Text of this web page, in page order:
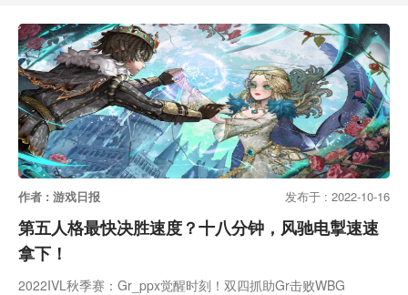
作者 : 游戏日报 发布于 : 2022-10-16
第五人格最快决胜速度？十八分钟，风驰电掣速速
拿下！
2022IVL秋季赛：Gr_ppx觉醒时刻！双四抓助Gr击败WBG